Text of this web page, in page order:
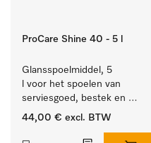
ProCare Shine 40 - 5 l
Glansspoelmiddel, 5
l voor het spoelen van
serviesgoed, bestek en
ideaal voor glazen.
44,00 € excl. BTW